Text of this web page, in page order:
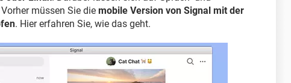
müssen Sie die mobile Version von Signal mit der
. Hier erfahren Sie, wie das geht.